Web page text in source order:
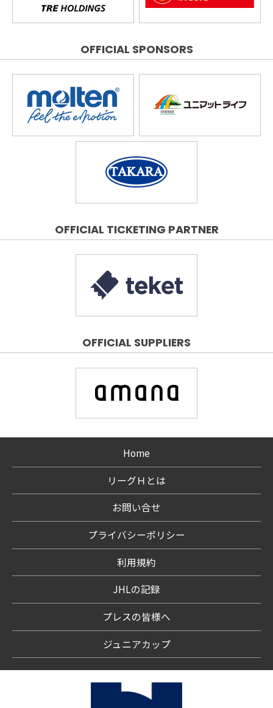
OFFICIAL SPONSORS
OFFICIAL TICKETING PARTNER
OFFICIAL SUPPLIERS
Home
リーグＨとは
お問い合せ
プライバシーポリシー
利用規約
JHLの記録
プレスの皆様へ
ジュニアカップ